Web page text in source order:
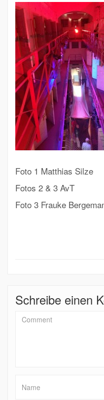
Foto 1 Matthias Silze
Fotos 2 & 3 AvT
Foto 3 Frauke
Schreibe einen